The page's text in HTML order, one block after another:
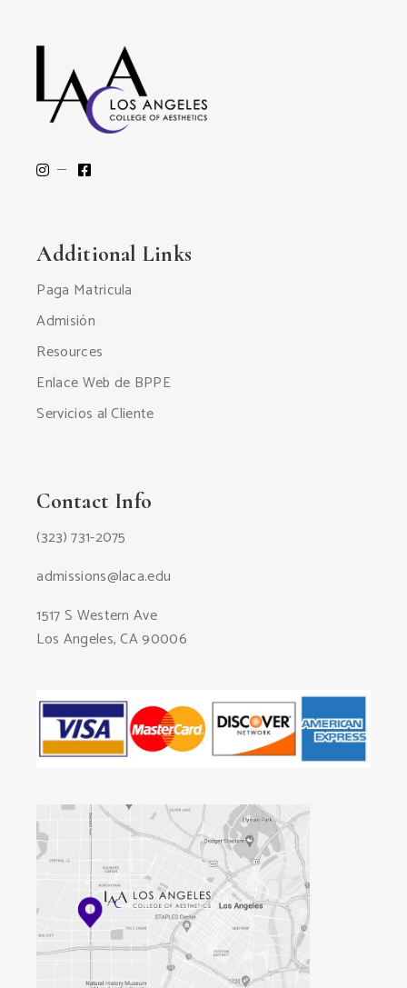
Additional Links
Paga Matricula
Admisión
Resources
Enlace Web de BPPE
Servicios al Cliente
Contact Info
(323) 731-2075
admissions@laca.edu
1517 S Western Ave
Los Angeles, CA 90006